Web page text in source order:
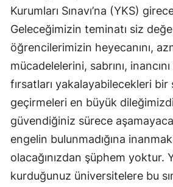
Kurumları Sınavı’na (YKS)
Geleceğimizin teminatı siz
öğrencilerimizin heyecanını,
mücadelelerini, sabrını,
fırsatları yakalayabilecekleri bir
geçirmeleri en büyük
güvendiğiniz sürece
engelin bulunmadığına
olacağınızdan şüphem yoktur.
kurduğunuz üniversitelere bu